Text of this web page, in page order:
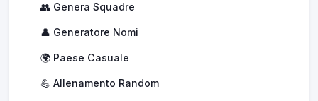
👥 Genera Squadre
👤 Generatore Nomi
🌍 Paese Casuale
💪 Allenamento Random